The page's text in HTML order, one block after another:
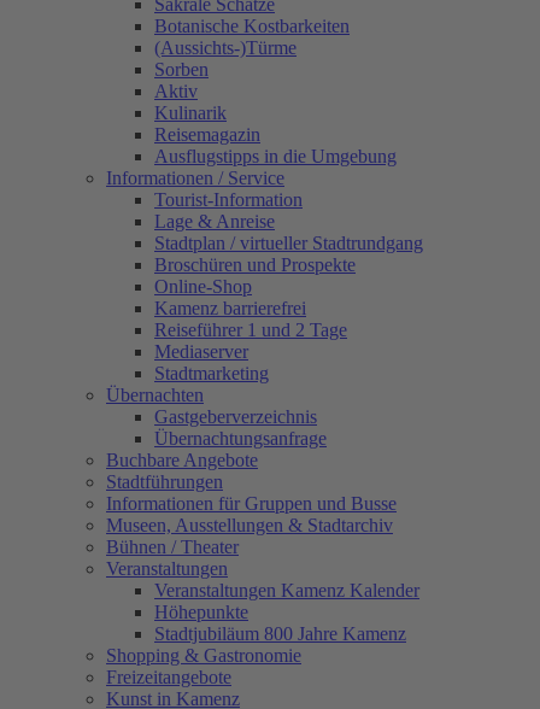
Sakrale Schätze
Botanische Kostbarkeiten
(Aussichts-)Türme
Sorben
Aktiv
Kulinarik
Reisemagazin
Ausflugstipps in die Umgebung
Informationen / Service
Tourist-Information
Lage & Anreise
Stadtplan / virtueller Stadtrundgang
Broschüren und Prospekte
Online-Shop
Kamenz barrierefrei
Reiseführer 1 und 2 Tage
Mediaserver
Stadtmarketing
Übernachten
Gastgeberverzeichnis
Übernachtungsanfrage
Buchbare Angebote
Stadtführungen
Informationen für Gruppen und Busse
Museen, Ausstellungen & Stadtarchiv
Bühnen / Theater
Veranstaltungen
Veranstaltungen Kamenz Kalender
Höhepunkte
Stadtjubiläum 800 Jahre Kamenz
Shopping & Gastronomie
Freizeitangebote
Kunst in Kamenz